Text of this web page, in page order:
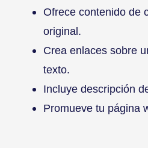
Ofrece contenido de
original.
Crea enlaces sobre
texto.
Incluye descripción
Promueve tu página